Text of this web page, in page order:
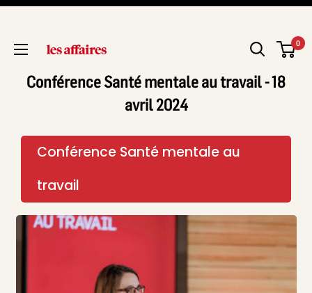
0
Conférence Santé mentale au travail - 18
avril 2024
Conférence Santé mentale au
travail